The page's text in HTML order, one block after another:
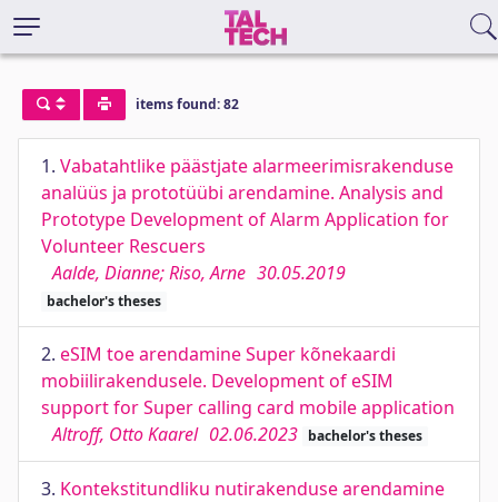
items found: 82
1. Vabatahtlike päästjate alarmeerimisrakenduse
analüüs ja prototüübi arendamine. Analysis and
Prototype Development of Alarm Application for
Volunteer Rescuers
Aalde, Dianne; Riso, Arne 30.05.2019
bachelor's theses
2. eSIM toe arendamine Super kõnekaardi
mobiilirakendusele. Development of eSIM
support for Super calling card mobile application
Altroff, Otto Kaarel 02.06.2023 bachelor's theses
3. Kontekstitundliku nutirakenduse arendamine